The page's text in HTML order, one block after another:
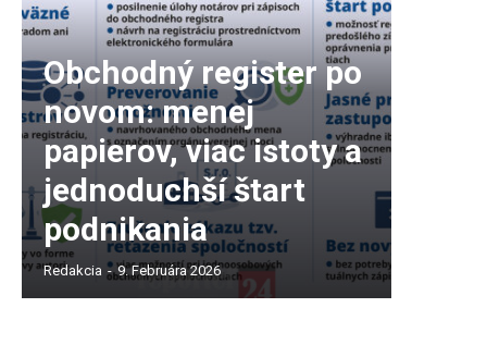
Obchodný register po
novom: menej
papierov, viac istoty a
jednoduchší štart
podnikania
Redakcia - 9. Februára 2026